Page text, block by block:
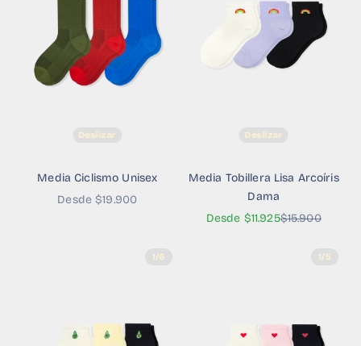
Deslizar
Media Ciclismo Unisex
Precio de oferta
Desde $19.900
Deslizar
Media Tobillera Lisa Arcoíris
Dama
Precio de oferta
Desde $11.925Precio normal
$15.900
1/6 1/5